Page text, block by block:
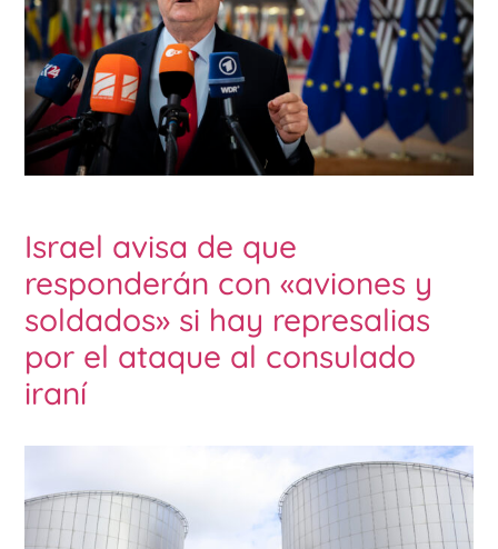
Israel avisa de que
responderán con «aviones y
soldados» si hay represalias
por el ataque al consulado
iraní